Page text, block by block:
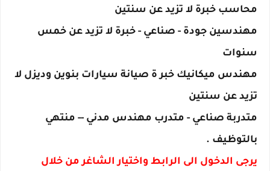
محاسب خبرة لا تزيد عن سنتين
مهندسين جودة - صناعي - خبرة لا تزيد عن خمس
سنوات
مهندس ميكانيك خبر ة صيانة سيارات بنوين وديزل لا
تزيد عن سنتين
متدربة صناعي - متدرب مهندس مدني -- منتهي
بالتوظيف .
يرجى الدخول الى الرابط واختيار الشاغر من خلال